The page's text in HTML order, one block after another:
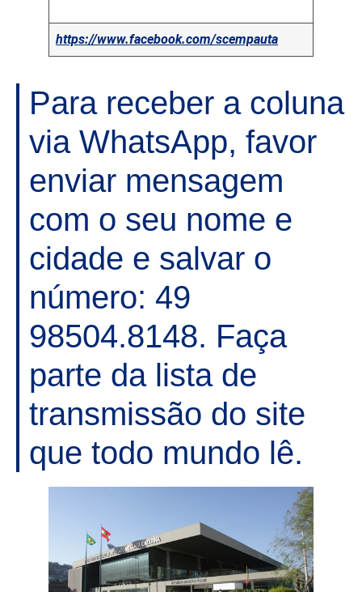
https://www.facebook.com/scempauta
Para receber a coluna
via WhatsApp, favor
enviar mensagem
com o seu nome e
cidade e salvar o
número: 49
98504.8148. Faça
parte da lista de
transmissão do site
que todo mundo lê.